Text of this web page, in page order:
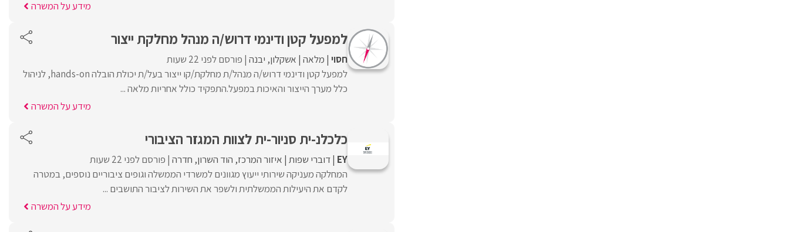
מידע על המשרה
למפעל קטן ודינמי דרוש/ה מנהל מחלקת ייצור
חסוי מלאה אשקלון יבנה פורסם לפני 22 שעות
למפעל קטן ודינמי דרוש/ה מנהל/ת מחלקת/קו ייצור בעל/ת יכולת הובלה hands-on, לניהול
כלל מערך הייצור והאיכות במפעל.התפקיד כולל אחריות מלאה ...
מידע על המשרה
כלכלנ-ית סניור-ית לצוות המגזר הציבורי
EY דוברי שפות איזור המרכז הוד השרון חדרה פורסם לפני 22 שעות
המחלקה מעניקה שירותי ייעוץ מגוונים למשרדי הממשלה וגופים ציבוריים נוספים, במטרה
לקדם את היעילות הממשלתית ולשפר את השירות לציבור התושבים ...
מידע על המשרה